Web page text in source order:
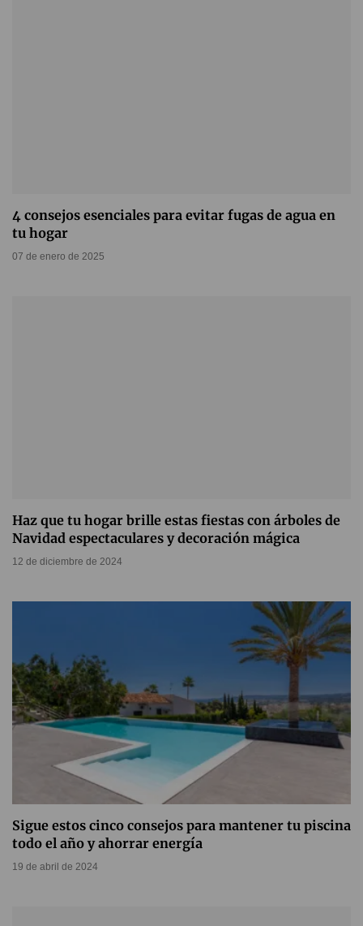
4 consejos esenciales para evitar fugas de agua en
tu hogar
07 de enero de 2025
Haz que tu hogar brille estas fiestas con árboles de
Navidad espectaculares y decoración mágica
12 de diciembre de 2024
Sigue estos cinco consejos para mantener tu piscina
todo el año y ahorrar energía
19 de abril de 2024